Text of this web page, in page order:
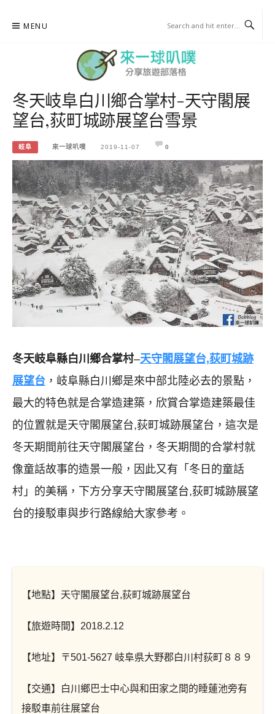
MENU
來一球叭噗
分享日本自助部落格
冬天岐阜白川鄉合掌村-天守閣展
望台,荻町城跡展望台雪景
岐阜 來一球叭噗 2019-11-07 0
冬天岐阜縣白川鄉合掌村–天守閣展望台,荻町城跡
展望台 ，岐阜縣白川鄉是來中部北陸必去的景點，
最大的特色就是合掌造建築，欣賞合掌造建築最佳
的位置就是天守閣展望台,荻町城跡展望台，這次是
冬天期間前往天守閣展望台，冬天期間的合掌村就
像童話故事的造景一般，因此又有「冬日的童話
村」的美稱，下方分享天守閣展望台,荻町城跡展望
台的接駁車與步行路線給大家參考。
【地點】天守閣展望台,荻町城跡展望台
【旅遊時間】2018.2.12
【地址】〒501-5627 岐阜県大野郡白川村荻町８８９
【交通】白川鄉巴士中心與和田家之間的睡蓮池旁有
接駁車前往展望台